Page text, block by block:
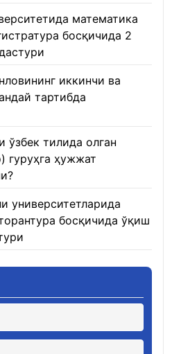
математика
босқичида 2
иккинчи ва
тартибда
ўзбек тилида олган
гуруҳга ҳужжат
университетларида
босқичида ўқиш